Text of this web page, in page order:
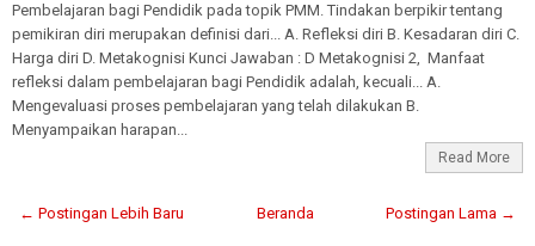
Pembelajaran bagi Pendidik pada topik PMM. Tindakan berpikir tentang
pemikiran diri merupakan definisi dari... A. Refleksi diri B. Kesadaran diri C.
Harga diri D. Metakognisi Kunci Jawaban : D Metakognisi 2, Manfaat
refleksi dalam pembelajaran bagi Pendidik adalah, kecuali... A.
Mengevaluasi proses pembelajaran yang telah dilakukan B.
Menyampaikan harapan...
Read More
← Postingan Lebih Baru Postingan Lama →
Beranda